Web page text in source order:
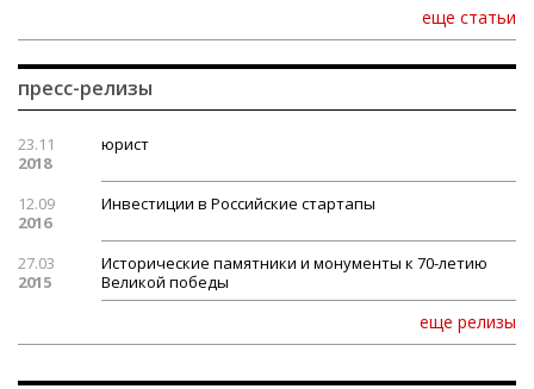
еще статьи
пресс-релизы
23.11
2018
юрист
12.09
2016
Инвестиции в Российские стартапы
27.03
2015
Исторические памятники и монументы к 70-летию
Великой победы
еще релизы